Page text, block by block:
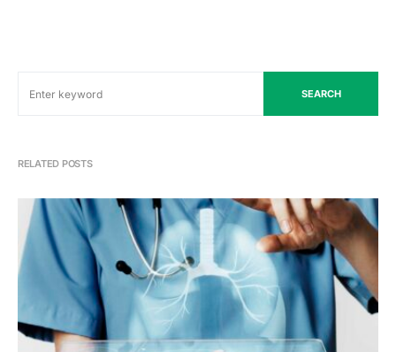
SEARCH
RELATED POSTS